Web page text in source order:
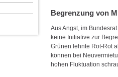
Begrenzung von
Aus Angst, im
keine Initiative zur
Grünen lehnte Rot-Rot
können bei
hohen Fluktuation